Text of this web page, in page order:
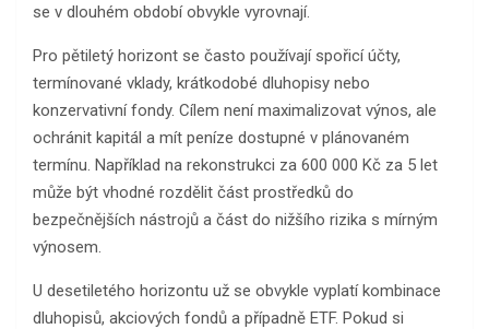
se v dlouhém období obvykle vyrovnají.
Pro pětiletý horizont se často používají spořicí účty,
termínované vklady, krátkodobé dluhopisy nebo
konzervativní fondy. Cílem není maximalizovat výnos, ale
ochránit kapitál a mít peníze dostupné v plánovaném
termínu. Například na rekonstrukci za 600 000 Kč za 5 let
může být vhodné rozdělit část prostředků do
bezpečnějších nástrojů a část do nižšího rizika s mírným
výnosem.
U desetiletého horizontu už se obvykle vyplatí kombinace
dluhopisů, akciových fondů a případně ETF. Pokud si